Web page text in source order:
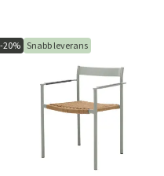
-20% Snabb leverans